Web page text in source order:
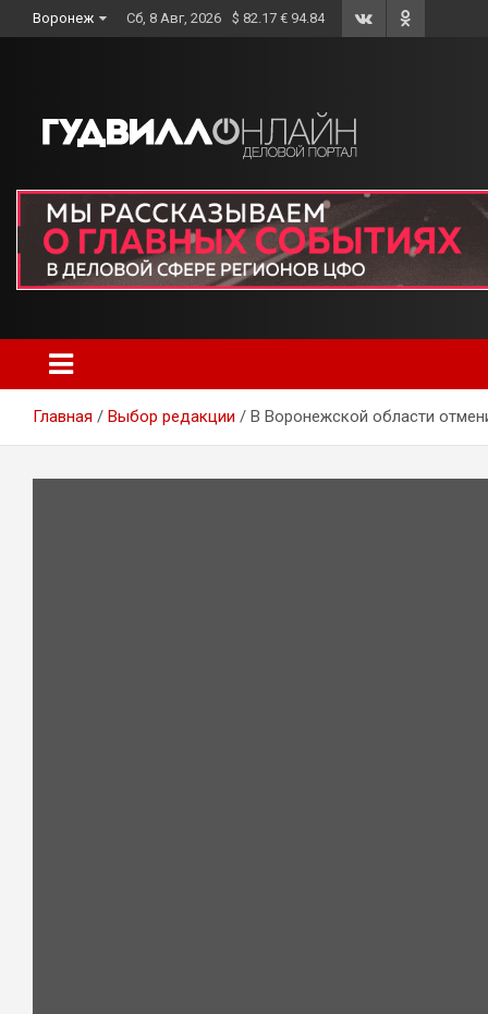
to
Воронеж Сб, 8 Авг, 2026 $ 82.17 € 94.84
Главная Выбор редакции В Воронежской области